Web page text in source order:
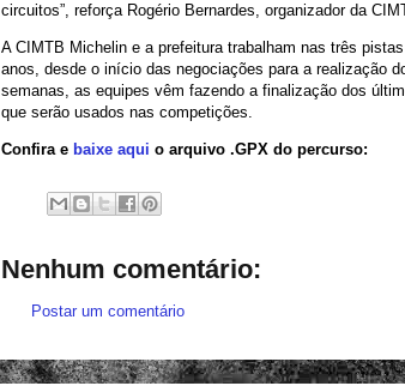
circuitos”, reforça Rogério Bernardes, organizador da
A CIMTB Michelin e a prefeitura trabalham nas três
anos, desde o início das negociações para a realização
semanas, as equipes vêm fazendo a finalização dos
que serão usados nas competições.
Confira e baixe aqui o arquivo .GPX do percurso:
Nenhum comentário:
Postar um comentário